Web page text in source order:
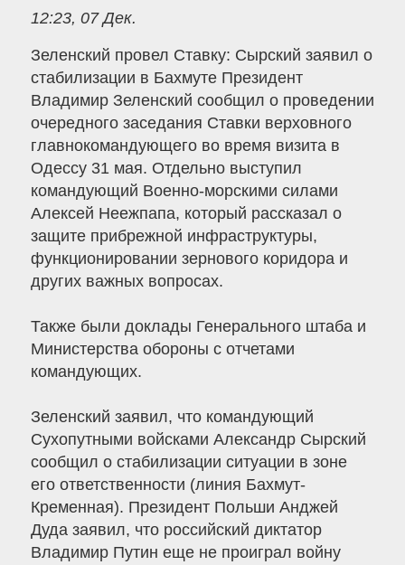
12:23, 07 Дек.
Зеленский провел Ставку: Сырский заявил о
стабилизации в Бахмуте Президент
Владимир Зеленский сообщил о проведении
очередного заседания Ставки верховного
главнокомандующего во время визита в
Одессу 31 мая. Отдельно выступил
командующий Военно-морскими силами
Алексей Неежпапа, который рассказал о
защите прибрежной инфраструктуры,
функционировании зернового коридора и
других важных вопросах.
Также были доклады Генерального штаба и
Министерства обороны с отчетами
командующих.
Зеленский заявил, что командующий
Сухопутными войсками Александр Сырский
сообщил о стабилизации ситуации в зоне
его ответственности (линия Бахмут-
Кременная). Президент Польши Анджей
Дуда заявил, что российский диктатор
Владимир Путин еще не проиграл войну